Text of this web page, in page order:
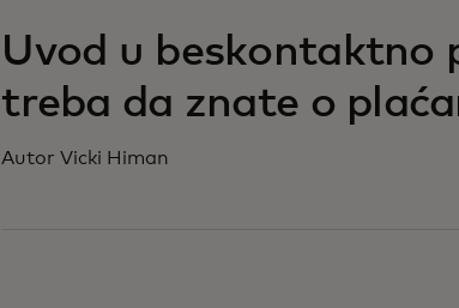
Uvod u beskontaktno
treba da znate o
Autor Vicki Himan